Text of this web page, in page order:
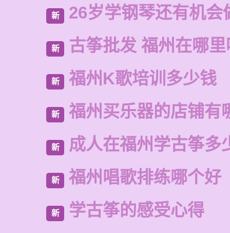
新 26岁学钢琴还有机会
新 古筝批发 福州在哪
新 福州K歌培训多少钱
新 福州买乐器的店铺有
新 成人在福州学古筝多
新 福州唱歌排练哪个好
新 学古筝的感受心得